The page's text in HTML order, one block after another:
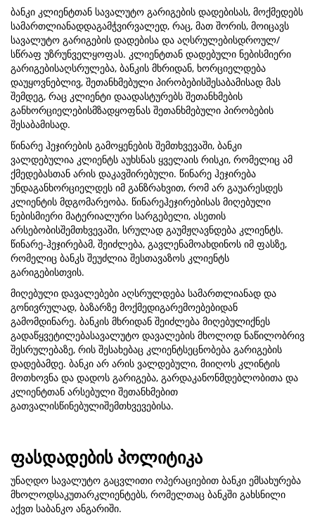
ბანკი კლიენტთან სავალუტო გარიგების დადებისას, მოქმედებს
სამართლიანადდაგამჭვირვალედ, რაც, მათ შორის, მოიცავს
სავალუტო გარიგების დადებისა და აღსრულებისდროულ/
სწრაფ უზრუნველყოფას. კლიენტთან დადებული ნებისმიერი
გარიგებისაღსრულება, ბანკის მხრიდან, ხორციელდება
დაუყოვნებლივ, შეთანხმებული პირობებისშესაბამისად მას
შემდეგ, რაც კლიენტი დაადასტურებს შეთანხმების
განხორციელებისმზადყოფნას შეთანხმებული პირობების
შესაბამისად.
წინარე ჰეჯირების გამოყენების შემთხვევაში, ბანკი
ვალდებულია კლიენტს აუხსნას ყველაის რისკი, რომელიც ამ
ქმედებასთან არის დაკავშირებული. წინარე ჰეჯირება
უნდაგანხორციელდეს იმ განზრახვით, რომ არ გაუარესდეს
კლიენტის მდგომარეობა. წინარეჰეჯირებისას მიღებული
ნებისმიერი მატერიალური სარგებელი, ასეთის
არსებობისშემთხვევაში, სრულად გაუმჟღავნდება კლიენტს.
წინარე-ჰეჯირებამ, შეიძლება, გავლენამოახდინოს იმ ფასზე,
რომელიც ბანკს შეუძლია შესთავაზოს კლიენტს
გარიგებისთვის.
მიღებული დავალებები აღსრულდება სამართლიანად და
გონივრულად, ბაზარზე მოქმედიგარემოებებიდან
გამომდინარე. ბანკის მხრიდან შეიძლება მიღებულიქნეს
გადაწყვეტილებასავალუტო დავალების მხოლოდ ნაწილობრივ
შესრულებაზე, რის შესახებაც კლიენტსეცნობება გარიგების
დადებამდე. ბანკი არ არის ვალდებული, მიიღოს კლინტის
მოთხოვნა და დადოს გარიგება, გარდაკანონმდებლობითა და
კლიენტთან არსებული შეთანხმებით
გათვალისწინებულიშემთხვევებისა.
ფასდადების პოლიტიკა
უნაღდო სავალუტო გაცვლითი ოპერაციებით ბანკი ემსახურება
მხოლოდსაკუთარკლიენტებს, რომელთაც ბანკში გახსნილი
აქვთ საბანკო ანგარიში.